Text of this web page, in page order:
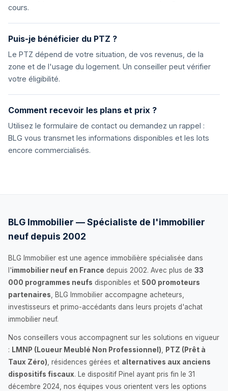
cours.
Puis-je bénéficier du PTZ ?
Le PTZ dépend de votre situation, de vos revenus, de la
zone et de l'usage du logement. Un conseiller peut vérifier
votre éligibilité.
Comment recevoir les plans et prix ?
Utilisez le formulaire de contact ou demandez un rappel :
BLG vous transmet les informations disponibles et les lots
encore commercialisés.
BLG Immobilier — Spécialiste de l'immobilier
neuf depuis 2002
BLG Immobilier est une agence immobilière spécialisée dans
l'immobilier neuf en France depuis 2002. Avec plus de 33
000 programmes neufs disponibles et 500 promoteurs
partenaires , BLG Immobilier accompagne acheteurs,
investisseurs et primo-accédants dans leurs projets d'achat
immobilier neuf.
Nos conseillers vous accompagnent sur les solutions en vigueur
: LMNP (Loueur Meublé Non Professionnel)
PTZ (Prêt à
Taux Zéro) , résidences gérées et alternatives aux anciens
dispositifs fiscaux. Le dispositif Pinel ayant pris fin le 31
décembre 2024, nos équipes vous orientent vers les options